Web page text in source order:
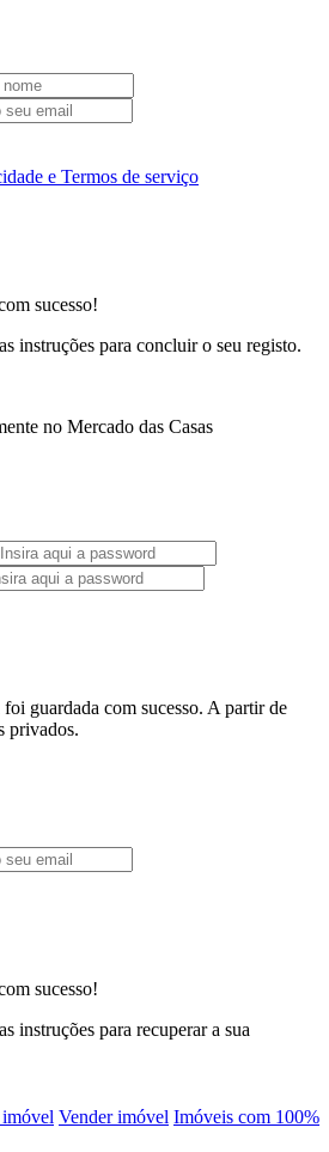
e Termos de serviço
sucesso!
instruções para concluir o seu registo.
no Mercado das Casas
guardada com sucesso. A partir de
privados.
sucesso!
instruções para recuperar a sua
Vender imóvel Imóveis com 100%